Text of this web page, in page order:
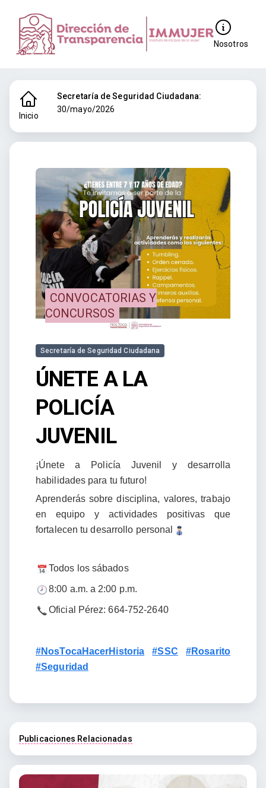
Nosotros
Inicio
Secretaría de Seguridad Ciudadana:
30/mayo/2026
CONVOCATORIAS Y
CONCURSOS
Secretaría de Seguridad Ciudadana
ÚNETE A LA
POLICÍA
JUVENIL
¡Únete a Policía Juvenil y desarrolla
habilidades para tu futuro!
Aprenderás sobre disciplina, valores, trabajo
en equipo y actividades positivas que
fortalecen tu desarrollo personal
Todos los sábados
8:00 a.m. a 2:00 p.m.
Oficial Pérez: 664-752-2640
#NosTocaHacerHistoria #SSC
#Rosarito
#Seguridad
Publicaciones Relacionadas